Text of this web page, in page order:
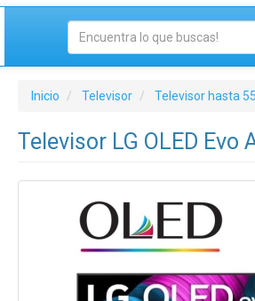
Inicio Televisor Televisor hasta
Televisor LG OLED